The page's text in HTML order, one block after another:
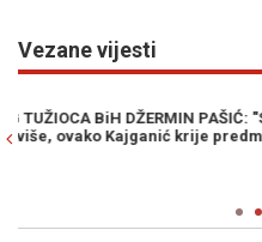
Vezane vijesti
NJEMAČKI MEDIJ PIŠE:
Dodik podstiče odvajanje